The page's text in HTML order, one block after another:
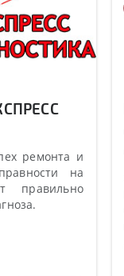
ремонта и
на
правильно